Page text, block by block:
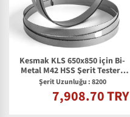
Kesmak KLS 650x850 için Bi-
Metal M42 HSS Şerit Testere
Bıçağı
Şerit Uzunluğu : 8200
7,908.70 TRY